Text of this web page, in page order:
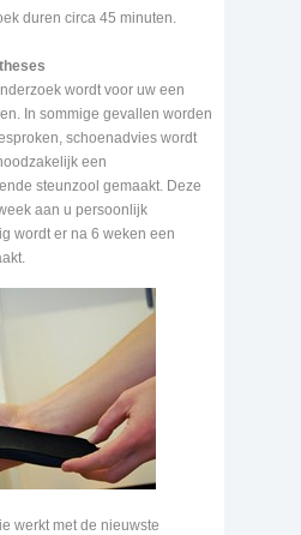
duren circa 45 minuten.
wordt voor uw een
In sommige gevallen worden
schoenadvies wordt
een
steunzool gemaakt. Deze
aan u persoonlijk
wordt er na 6 weken een
werkt met de nieuwste